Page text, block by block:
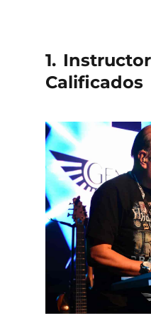
1.
Calificados